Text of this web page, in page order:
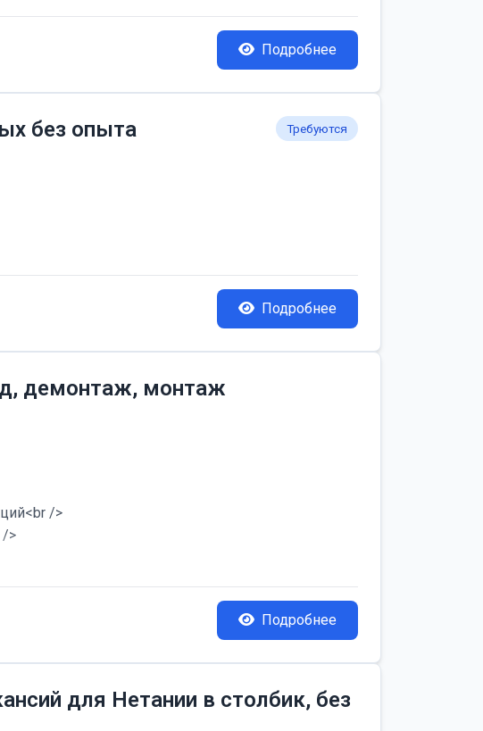
Подробнее
без опыта Требуются
Подробнее
демонтаж, монтаж
/>
/>
Подробнее
для Нетании в столбик, без